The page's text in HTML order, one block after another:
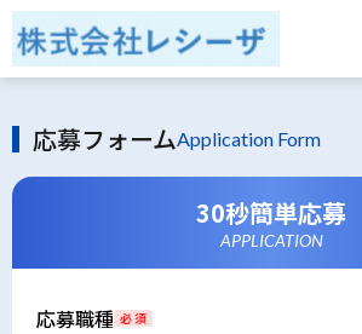
応募フォームApplication Form
30秒簡単応募
APPLICATION
応募職種 必 須